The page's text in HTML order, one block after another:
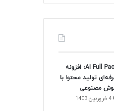
AI Full Pack؛ افزونه
تولید محتوا با
مصنوعی
4 فروردین 1403